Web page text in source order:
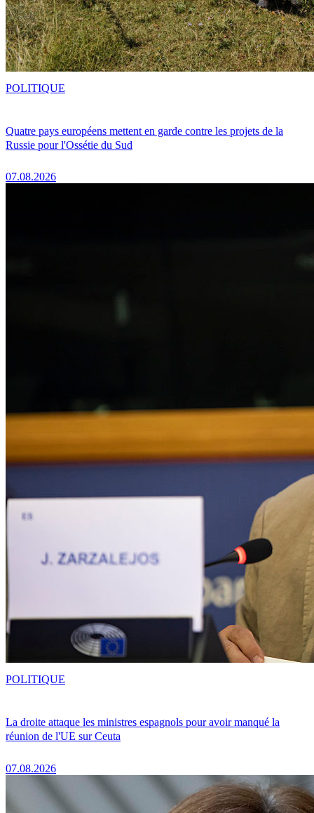
Quatre pays européens mettent en garde contre les projets de la
Russie pour l'Ossétie du Sud
07.08.2026
POLITIQUE
La droite attaque les ministres espagnols pour avoir manqué la
réunion de l'UE sur Ceuta
07.08.2026
POLITIQUE